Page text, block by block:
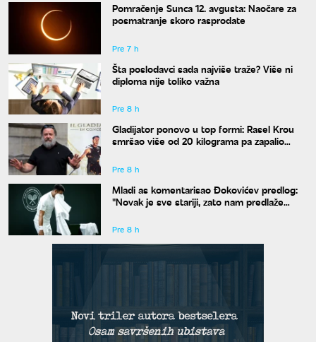
Pomračenje Sunca 12. avgusta: Naočare za
posmatranje skoro rasprodate
Pre 7 h
Šta poslodavci sada najviše traže? Više ni
diploma nije toliko važna
Pre 8 h
Gladijator ponovo u top formi: Rasel Krou
smršao više od 20 kilograma pa zapalio
Pre 8 h
Mladi as komentarisao Đokovićev predlog:
"Novak je sve stariji, zato nam predlaže
Pre 8 h